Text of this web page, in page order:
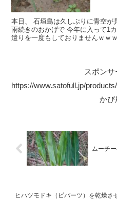
本日、 石垣島は久しぶりに青空が
雨続きのおかげで 今年に入って1
遣りを一度もしておりませんｗｗ
スポンサ
https://www.satofull.jp/
かぴ
ムーチ
ヒハツモドキ（ピパーツ）を乾燥さ